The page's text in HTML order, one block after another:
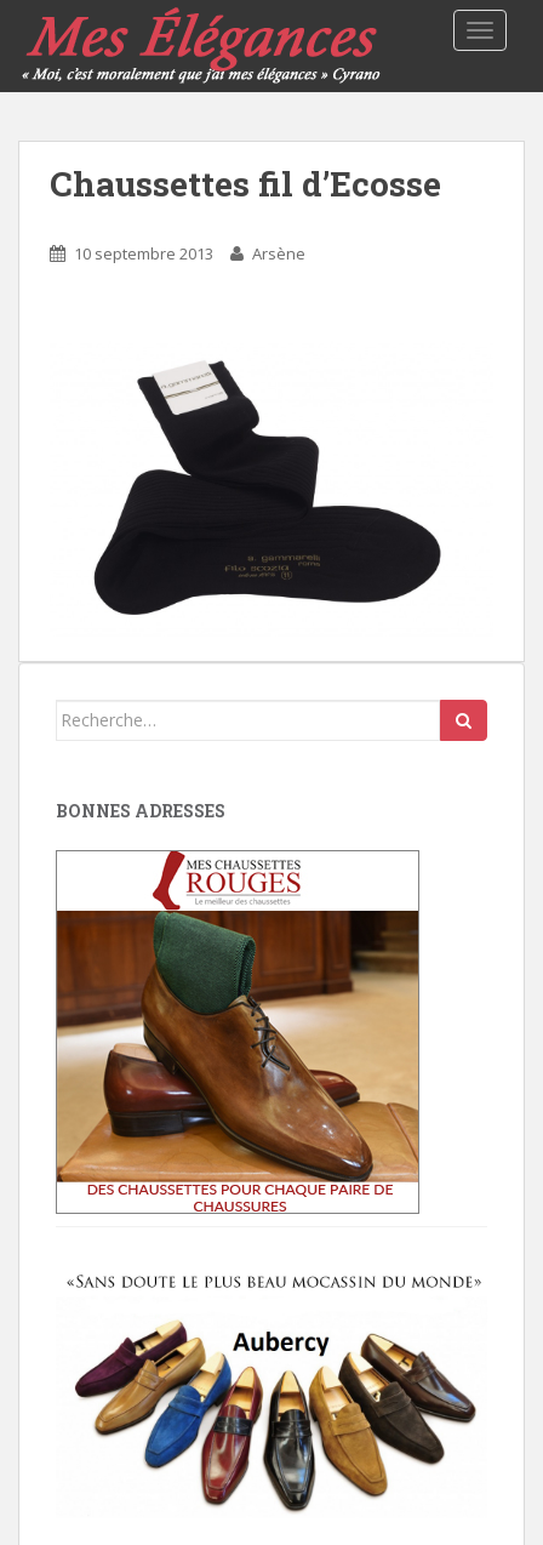
Chaussettes fil d’Ecosse
10 septembre 2013 Arsène
Search
BONNES ADRESSES